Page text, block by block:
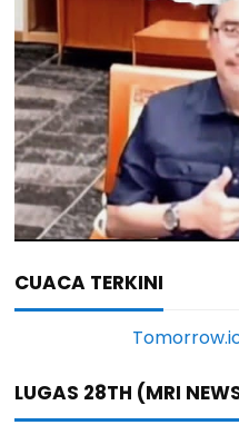
CUACA TERKINI
LUGAS 28TH (MRI